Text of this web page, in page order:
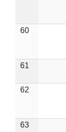
60
61
62
63